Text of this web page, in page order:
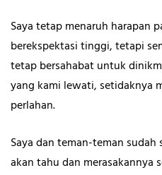
Saya tetap menaruh harapan
berekspektasi tinggi, tetapi
tetap bersahabat untuk
yang kami lewati, setidaknya
perlahan.
Saya dan teman-teman
akan tahu dan merasakannya